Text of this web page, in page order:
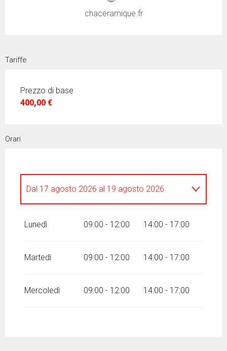
chaceramique.fr
Tariffe
Prezzo di base
400,00 €
Orari
Dal 17 agosto 2026 al 19 agosto 2026
Lunedì 09:00 - 12:00 14:00 - 17:00
Martedì 09:00 - 12:00 14:00 - 17:00
Mercoledì 09:00 - 12:00 14:00 - 17:00